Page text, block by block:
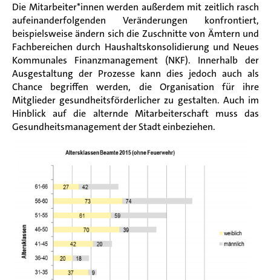
Die Mitarbeiter*innen werden außerdem mit zeitlich rasch
aufeinanderfolgenden Veränderungen konfrontiert,
beispielsweise ändern sich die Zuschnitte von Ämtern und
Fachbereichen durch Haushaltskonsolidierung und Neues
Kommunales Finanzmanagement (NKF). Innerhalb der
Ausgestaltung der Prozesse kann dies jedoch auch als
Chance begriffen werden, die Organisation für ihre
Mitglieder gesundheitsförderlicher zu gestalten. Auch im
Hinblick auf die alternde Mitarbeiterschaft muss das
Gesundheitsmanagement der Stadt einbeziehen.